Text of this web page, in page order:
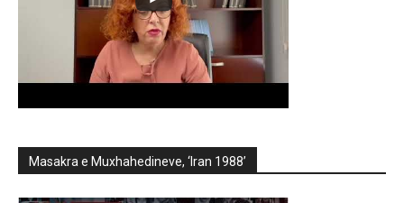
Masakra e Muxhahedineve, ‘Iran 1988’